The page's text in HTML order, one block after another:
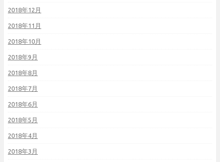
2018年12月
2018年11月
2018年10月
2018年9月
2018年8月
2018年7月
2018年6月
2018年5月
2018年4月
2018年3月